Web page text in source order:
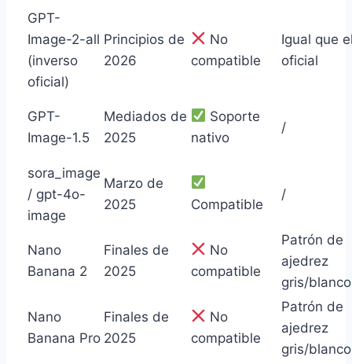
GPT-
Image-2-all
(inverso
oficial)
Principios de
2026
No
compatible
Igual que
oficial
GPT-
Image-1.5
Mediados de
2025
Soporte
nativo
/
sora_image
/ gpt-4o-
image
Marzo de
2025
Compatible
/
Nano
Banana 2
Finales de
2025
No
compatible
Patrón de
ajedrez
gris/blanco
Nano
Banana Pro
Finales de
2025
No
compatible
Patrón de
ajedrez
gris/blanco